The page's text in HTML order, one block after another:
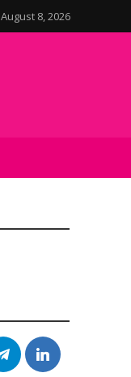
August 8, 2026